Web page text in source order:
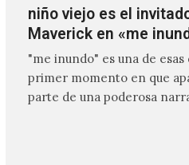
niño viejo es el
Maverick en «me
"me inundo" es una de
primer momento en que
parte de una poderosa